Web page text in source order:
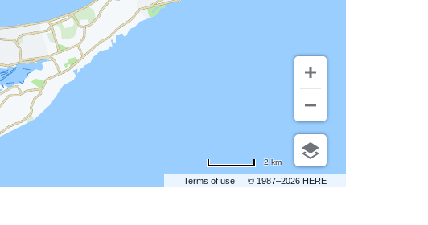
Terms of use © 1987–2026 HERE
2 km